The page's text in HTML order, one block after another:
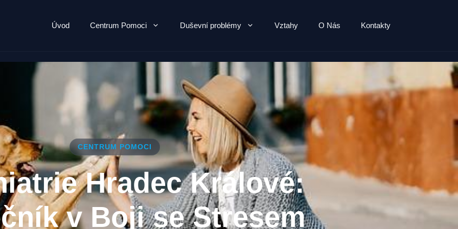
Úvod Centrum Pomoci Duševní problémy Vztahy O Nás Kontakty
CENTRUM POMOCI
Hradec Králové:
v Boji se Stresem